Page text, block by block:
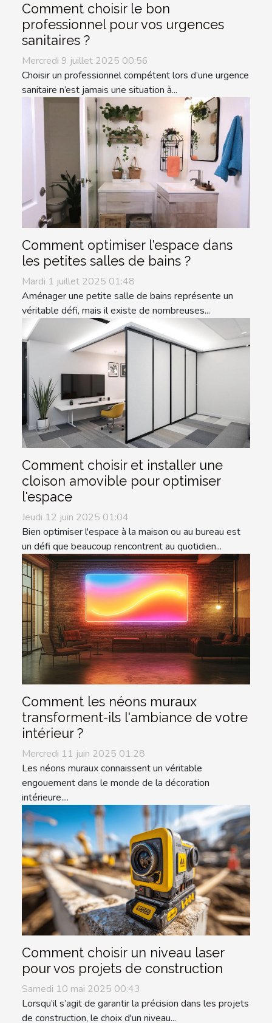
Comment choisir le bon
professionnel pour vos urgences
sanitaires ?
Mercredi 9 juillet 2025 00:56
Choisir un professionnel compétent lors d’une urgence
sanitaire n’est jamais une situation à...
Comment optimiser l'espace dans
les petites salles de bains ?
Mardi 1 juillet 2025 01:48
Aménager une petite salle de bains représente un
véritable défi, mais il existe de nombreuses...
Comment choisir et installer une
cloison amovible pour optimiser
l'espace
Jeudi 12 juin 2025 01:04
Bien optimiser l'espace à la maison ou au bureau est
un défi que beaucoup rencontrent au quotidien...
Comment les néons muraux
transforment-ils l'ambiance de votre
intérieur ?
Mercredi 11 juin 2025 01:28
Les néons muraux connaissent un véritable
engouement dans le monde de la décoration
intérieure....
Comment choisir un niveau laser
pour vos projets de construction
Samedi 10 mai 2025 00:43
Lorsqu’il s’agit de garantir la précision dans les projets
de construction, le choix d'un niveau...